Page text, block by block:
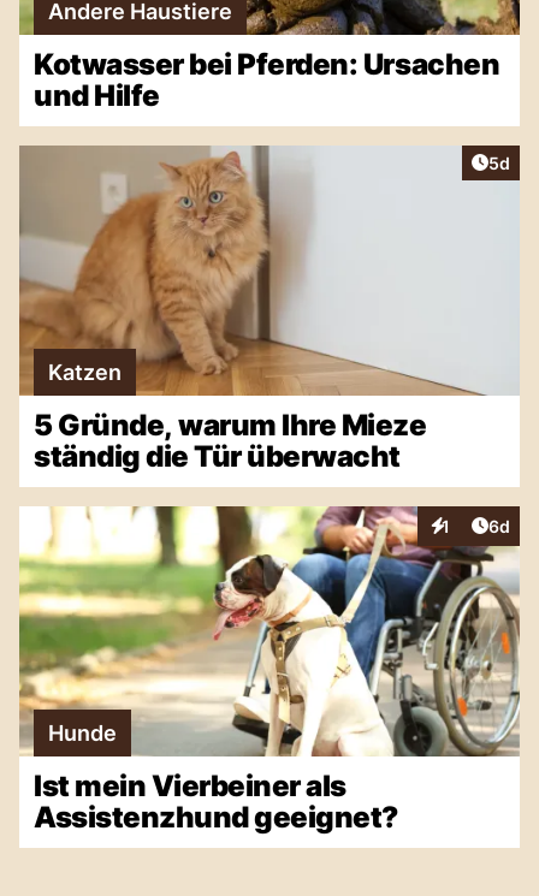
Andere Haustiere
Kotwasser bei Pferden: Ursachen
und Hilfe
5d
Katzen
5 Gründe, warum Ihre Mieze
ständig die Tür überwacht
1
Interaktionen
6d
Hunde
Ist mein Vierbeiner als
Assistenzhund geeignet?